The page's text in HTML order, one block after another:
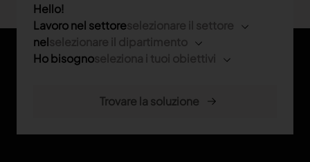
Hello!
Lavoro nel settore
nel
Ho bisogno